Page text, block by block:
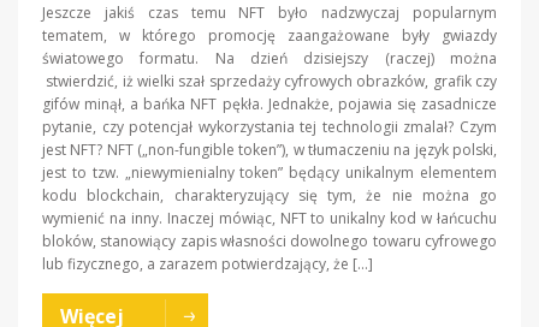
Jeszcze jakiś czas temu NFT było nadzwyczaj popularnym
tematem, w którego promocję zaangażowane były gwiazdy
światowego formatu. Na dzień dzisiejszy (raczej) można
stwierdzić, iż wielki szał sprzedaży cyfrowych obrazków, grafik czy
gifów minął, a bańka NFT pękła. Jednakże, pojawia się zasadnicze
pytanie, czy potencjał wykorzystania tej technologii zmalał? Czym
jest NFT? NFT („non-fungible token”), w tłumaczeniu na język polski,
jest to tzw. „niewymienialny token” będący unikalnym elementem
kodu blockchain, charakteryzujący się tym, że nie można go
wymienić na inny. Inaczej mówiąc, NFT to unikalny kod w łańcuchu
bloków, stanowiący zapis własności dowolnego towaru cyfrowego
lub fizycznego, a zarazem potwierdzający, że […]
Więcej